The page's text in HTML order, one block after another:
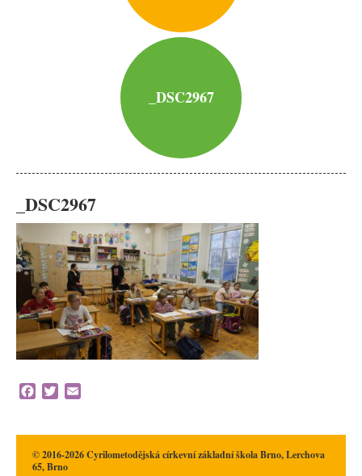
_DSC2967
_DSC2967
Facebook
Twitter
© 2016-2026 Cyrilometodějská církevní základní škola Brno, Lerchova
65, Brno